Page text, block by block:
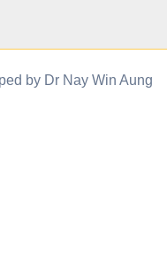
by Dr Nay Win Aung